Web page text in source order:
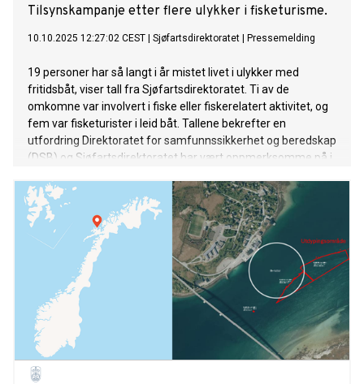
Tilsynskampanje etter flere ulykker i fisketurisme.
10.10.2025 12:27:02 CEST Sjøfartsdirektoratet Pressemelding
19 personer har så langt i år mistet livet i ulykker med
fritidsbåt, viser tall fra Sjøfartsdirektoratet. Ti av de
omkomne var involvert i fiske eller fiskerelatert aktivitet, og
fem var fisketurister i leid båt. Tallene bekrefter en
utfordring Direktoratet for samfunnssikkerhet og beredskap
(DSB) og Sjøfartsdirektoratet har vært oppmerksomme på i
fisketurister i samarbeid med Sjøfartsdirektoratet.